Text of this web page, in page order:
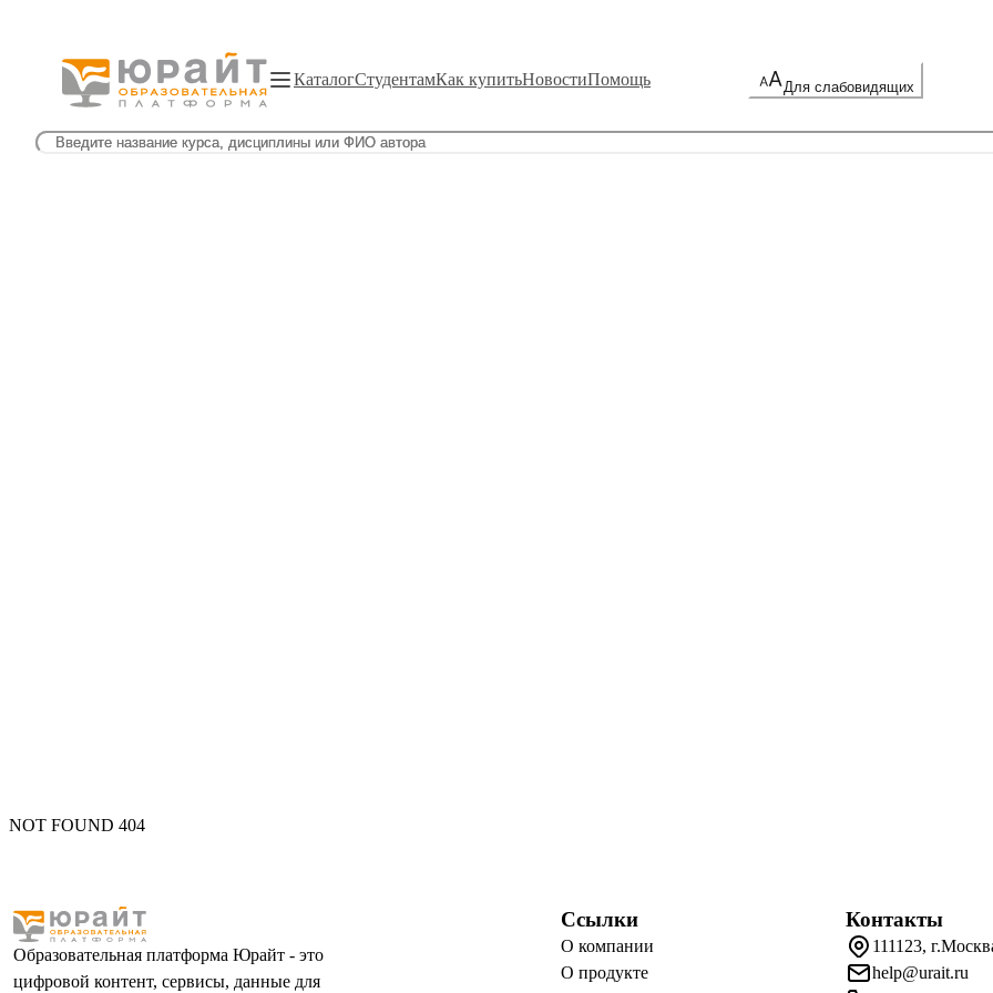
КаталогСтудентамКак купитьНовостиПомощь Для слабовидящих
NOT FOUND 404
Образовательная платформа Юрайт - это
цифровой контент, сервисы, данные для
Ссылки
О компании
О продукте
Контакты
111123,
help@urait.ru